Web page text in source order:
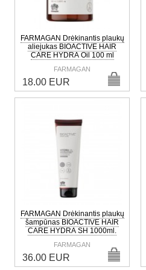
FARMAGAN Drėkinantis plaukų
aliejukas BIOACTIVE HAIR
CARE HYDRA Oil 100 ml
FARMAGAN
18.00 EUR
FARMAGAN Drėkinantis plaukų
šampūnas BIOACTIVE HAIR
CARE HYDRA SH 1000ml.
FARMAGAN
36.00 EUR